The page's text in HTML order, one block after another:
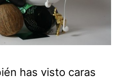
has visto caras